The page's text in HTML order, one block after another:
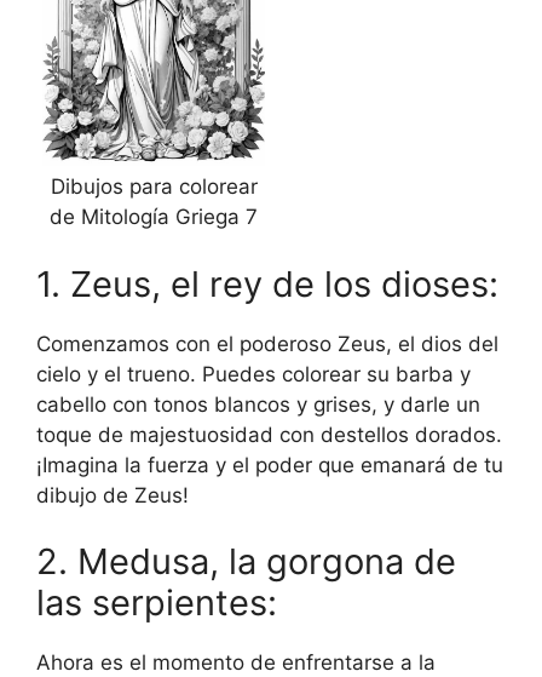
Dibujos para colorear
de Mitología Griega 7
1. Zeus, el rey de los dioses:
Comenzamos con el poderoso Zeus, el dios del
cielo y el trueno. Puedes colorear su barba y
cabello con tonos blancos y grises, y darle un
toque de majestuosidad con destellos dorados.
¡Imagina la fuerza y el poder que emanará de tu
dibujo de Zeus!
2. Medusa, la gorgona de
las serpientes:
Ahora es el momento de enfrentarse a la